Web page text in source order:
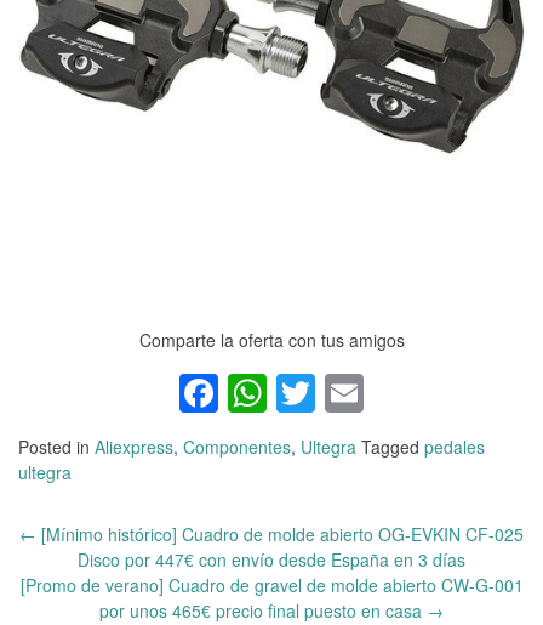
Comparte la oferta con tus amigos
Facebook
WhatsApp
Twitter
Posted in Aliexpress, Componentes, Ultegra Tagged pedales
ultegra
navigation
← [Mínimo histórico] Cuadro de molde abierto OG-EVKIN CF-025
Disco por 447€ con envío desde España en 3 días
[Promo de verano] Cuadro de gravel de molde abierto CW-G-001
por unos 465€ precio final puesto en casa →